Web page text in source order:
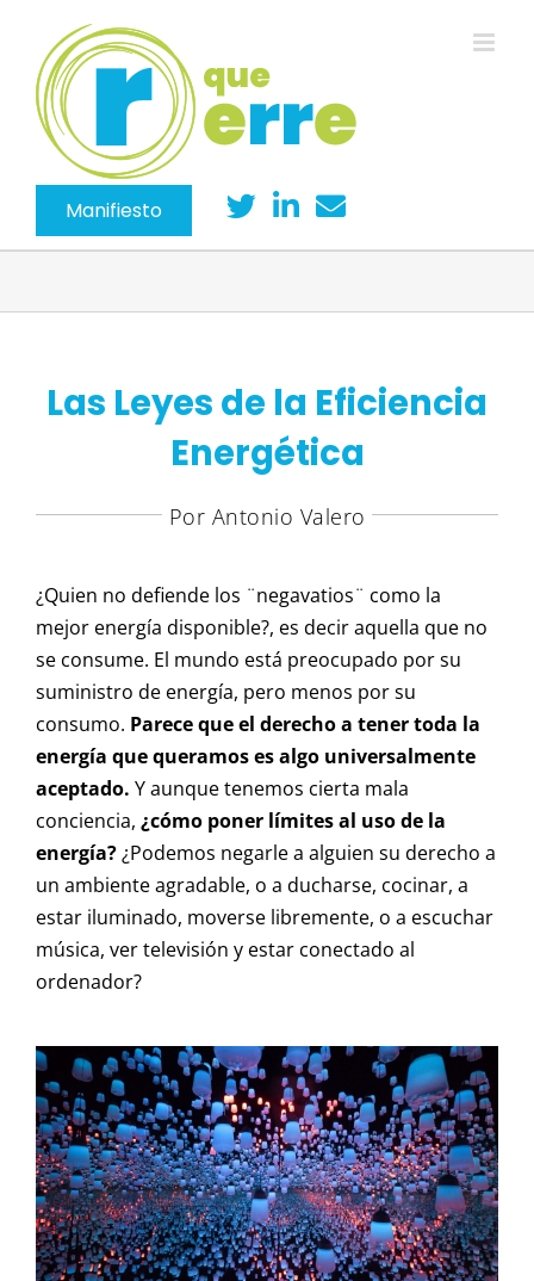
contenido
Manifiesto
Las Leyes de la Eficiencia
Energética
Por Antonio Valero
¿Quien no defiende los ¨negavatios¨ como la
mejor energía disponible?, es decir aquella que no
se consume. El mundo está preocupado por su
suministro de energía, pero menos por su
consumo. Parece que el derecho a tener toda la
energía que queramos es algo universalmente
aceptado. Y aunque tenemos cierta mala
conciencia, ¿cómo poner límites al uso de la
energía?¿Podemos negarle a alguien su derecho a
un ambiente agradable, o a ducharse, cocinar, a
estar iluminado, moverse libremente, o a escuchar
música, ver televisión y estar conectado al
ordenador?